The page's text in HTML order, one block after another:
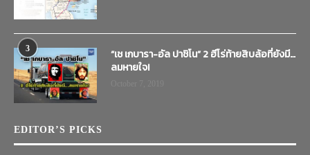
3
“เช เกบารา-อัล ปาชิโน” 2 ฮีโร่ท้ายสิบล้อที่ยังมี…
ลมหายใจ!
EDITOR’S PICKS